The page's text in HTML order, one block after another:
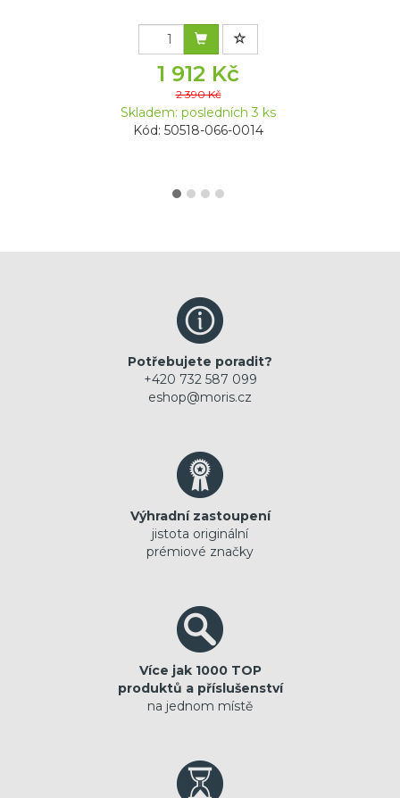
1 912 Kč
2 390 Kč
Skladem: posledních 3 ks
Kód: 50518-066-0014
Potřebujete poradit?
+420 732 587 099
eshop@moris.cz
Výhradní zastoupení
jistota originální
prémiové značky
Více jak 1000 TOP
produktů a příslušenství
na jednom místě